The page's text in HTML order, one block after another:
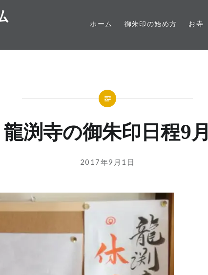
ホーム 御朱印の始め方 お寺
龍渕寺の御朱印日程9月
投
NAGITHER
投
2017年9月1日